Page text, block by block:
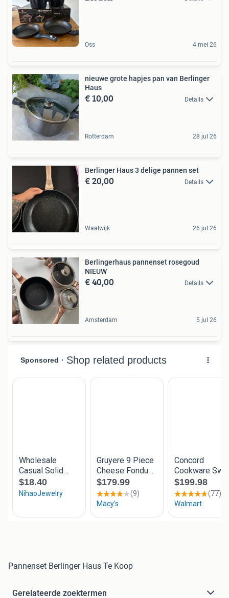
Oss 4 mei 26
nieuwe grote hapjes pan van Berlinger
Haus
€ 10,00 Details
Rotterdam 28 jul 26
Berlinger Haus 3 delige pannen set
€ 20,00 Details
Waalwijk 26 jul 26
Berlingerhaus pannenset rosegoud
NIEUW
€ 40,00 Details
Amsterdam 5 jul 26
Pannenset Berlinger Haus Te Koop
Gerelateerde zoektermen